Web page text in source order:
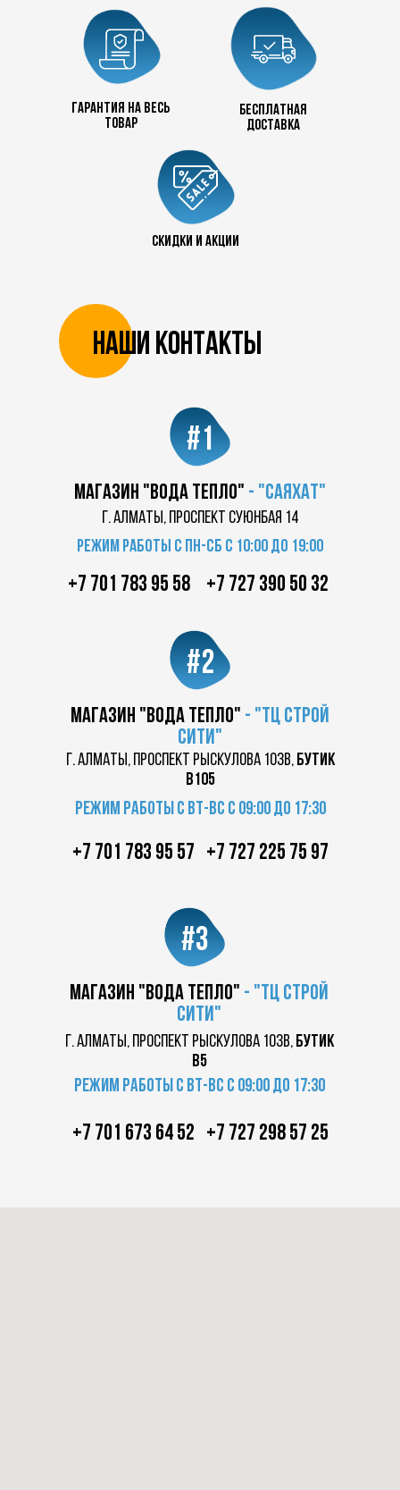
Гарантия на весь
товар
бесплатная
доставка
скидки и акции
Наши контакты
магазин "Вода Тепло" - "саяхат"
#1
г. Алматы, проспект суюнбая 14
магазин "вода тепло" - "ТЦ строй
сити"
г. Алматы, проспект Рыскулова 103в, бутик
в105
Режим работы с пн-сб с 10:00 до 19:00
Режим работы с вт-вс с 09:00 до 17:30
магазин "вода тепло" - "ТЦ строй
сити"
#3
г. Алматы, проспект Рыскулова 103в, бутик
в5
Режим работы с вт-вс с 09:00 до 17:30
+7 701 783 95 58
+7 727 390 50 32
+7 701 783 95 57 +7 727 225 75 97
+7 701 673 64 52 +7 727 298 57 25
#2
+7 727 390 50 32